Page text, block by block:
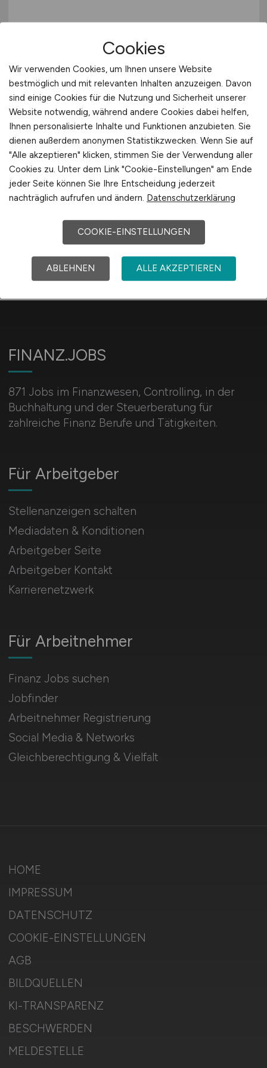
Mergers, Akquise
Öffentlicher Sektor
Privatkundengeschäft
Projektmanagement
Prozessmanagement
Rechnungswesen
Recht
Revison
Riskmanagement
Steuern, Steuerberatung
Trading
Unternehmensberatung
Versicherungen
Wirtschaftsprüfung
Zahlungsverkehr, Transaktionen
Sonstige
Qualitätskontrolle im
HomeOffice
ScaleXperts GmbH
heute
Remote
1
FINANZ.JOBS
871 Jobs im Finanzwesen, Controlling, in der
Buchhaltung und der Steuerberatung für
zahlreiche Finanz Berufe und Tätigkeiten.
Für Arbeitnehmer
Finanz Jobs suchen
Jobfinder
Arbeitnehmer Registrierung
Social Media & Networks
Gleichberechtigung & Vielfalt
Für Arbeitgeber
Stellenanzeigen schalten
Mediadaten & Konditionen
Arbeitgeber Seite
Arbeitgeber Kontakt
Karrierenetzwerk
HOME
IMPRESSUM
DATENSCHUTZ
COOKIE-EINSTELLUNGEN
AGB
BILDQUELLEN
KI-TRANSPARENZ
BESCHWERDEN
MELDESTELLE
Cookies
Wir verwenden Cookies, um Ihnen unsere Website
bestmöglich und mit relevanten Inhalten anzuzeigen. Davon
sind einige Cookies für die Nutzung und Sicherheit unserer
Website notwendig, während andere Cookies dabei helfen,
Ihnen personalisierte Inhalte und Funktionen anzubieten. Sie
dienen außerdem anonymen Statistikzwecken. Wenn Sie auf
"Alle akzeptieren" klicken, stimmen Sie der Verwendung aller
Cookies zu. Unter dem Link "Cookie-Einstellungen" am Ende
jeder Seite können Sie Ihre Entscheidung jederzeit
nachträglich aufrufen und ändern. Datenschutzerklärung
COOKIE-EINSTELLUNGEN
ABLEHNEN ALLE AKZEPTIEREN